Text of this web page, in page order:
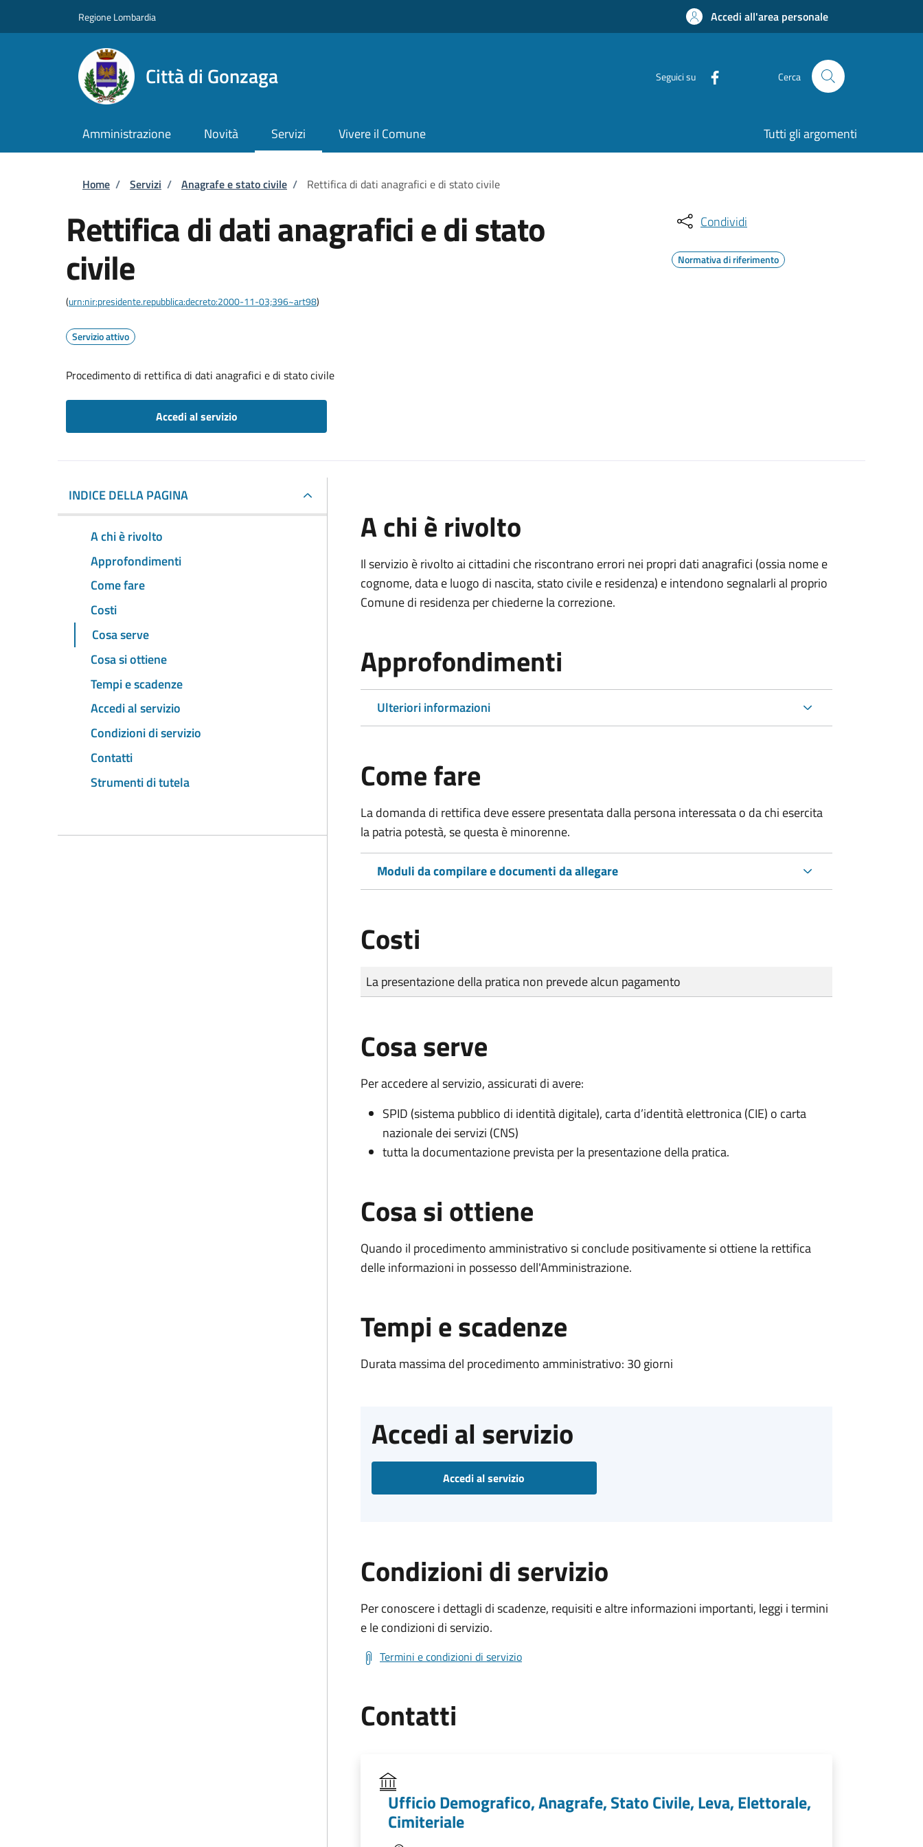
Regione Lombardia Accedi all'area personale
Città di Gonzaga Seguici su Cerca
Amministrazione Novità Servizi Vivere il Comune Tutti gli argomenti
Briciole di pane
Home / Servizi / Anagrafe e stato civile / Rettifica di dati anagrafici e di stato civile
Rettifica di dati anagrafici e di stato
civile
(urn:nir:presidente.repubblica:decreto:2000-11-03;396~art98)
Servizio attivo
Procedimento di rettifica di dati anagrafici e di stato civile
Accedi al servizio
Condividi
Normativa di riferimento
INDICE DELLA PAGINA
A chi è rivolto
Approfondimenti
Come fare
Costi
Cosa serve
Cosa si ottiene
Tempi e scadenze
Accedi al servizio
Condizioni di servizio
Contatti
Strumenti di tutela
A chi è rivolto
Il servizio è rivolto ai cittadini che riscontrano errori nei propri dati anagrafici (ossia nome e
cognome, data e luogo di nascita, stato civile e residenza) e intendono segnalarli al proprio
Comune di residenza per chiederne la correzione.
Approfondimenti
Ulteriori informazioni
Come fare
La domanda di rettifica deve essere presentata dalla persona interessata o da chi esercita
la patria potestà, se questa è minorenne.
Moduli da compilare e documenti da allegare
Costi
Tipo di pagamento
Importo
La presentazione della pratica non prevede alcun pagamento
Cosa serve
Per accedere al servizio, assicurati di avere:
SPID (sistema pubblico di identità digitale), carta d’identità elettronica (CIE) o carta
nazionale dei servizi (CNS)
tutta la documentazione prevista per la presentazione della pratica.
Cosa si ottiene
Quando il procedimento amministrativo si conclude positivamente si ottiene la rettifica
delle informazioni in possesso dell'Amministrazione.
Tempi e scadenze
Durata massima del procedimento amministrativo: 30 giorni
Accedi al servizio
Accedi al servizio
Condizioni di servizio
Per conoscere i dettagli di scadenze, requisiti e altre informazioni importanti, leggi i termini
e le condizioni di servizio.
Termini e condizioni di servizio
Contatti
Ufficio Demografico, Anagrafe, Stato Civile, Leva, Elettorale,
Cimiteriale